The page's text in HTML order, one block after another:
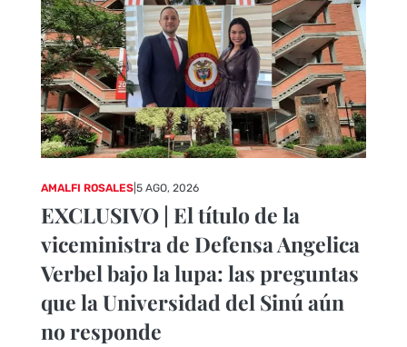
AMALFI ROSALES| 5 AGO, 2026
EXCLUSIVO | El título de la
viceministra de Defensa Angelica
Verbel bajo la lupa: las preguntas
que la Universidad del Sinú aún
no responde